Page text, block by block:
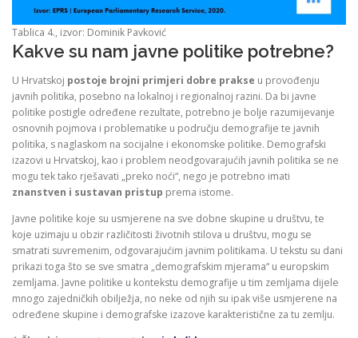
Tablica 4., izvor: Dominik Pavković
Kakve su nam javne politike potrebne?
U Hrvatskoj postoje brojni primjeri dobre prakse u provođenju
javnih politika, posebno na lokalnoj i regionalnoj razini. Da bi javne
politike postigle određene rezultate, potrebno je bolje razumijevanje
osnovnih pojmova i problematike u području demografije te javnih
politika, s naglaskom na socijalne i ekonomske politike. Demografski
izazovi u Hrvatskoj, kao i problem neodgovarajućih javnih politika se ne
mogu tek tako rješavati „preko noći“, nego je potrebno imati
znanstven i sustavan pristup prema istome.
Javne politike koje su usmjerene na sve dobne skupine u društvu, te
koje uzimaju u obzir različitosti životnih stilova u društvu, mogu se
smatrati suvremenim, odgovarajućim javnim politikama. U tekstu su dani
prikazi toga što se sve smatra „demografskim mjerama“ u europskim
zemljama. Javne politike u kontekstu demografije u tim zemljama dijele
mnogo zajedničkih obilježja, no neke od njih su ipak više usmjerene na
određene skupine i demografske izazove karakteristične za tu zemlju.